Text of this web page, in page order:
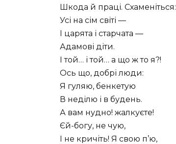
Шкода й праці. Схаменіться:
Усі на сім світі —
І царята і старчата —
Адамові діти.
І той… і той… а що ж то я?!
Ось що, добрі люди:
Я гуляю, бенкетую
В неділю і в будень.
А вам нудно! жалкуєте!
Єй-богу, не чую,
І не кричіть! Я свою п’ю,